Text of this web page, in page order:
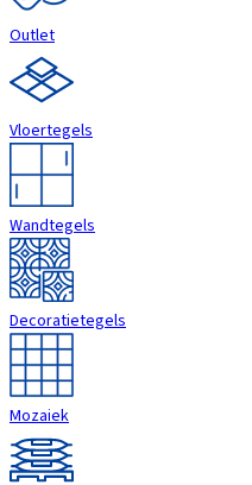
Outlet
Vloertegels
Wandtegels
Decoratietegels
Mozaiek